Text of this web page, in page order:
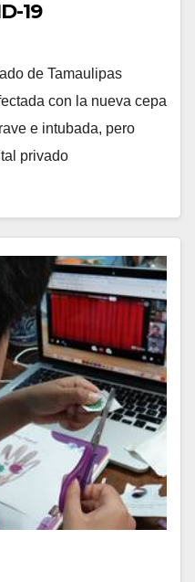
19
de Tamaulipas
con la nueva cepa
e intubada, pero
privado